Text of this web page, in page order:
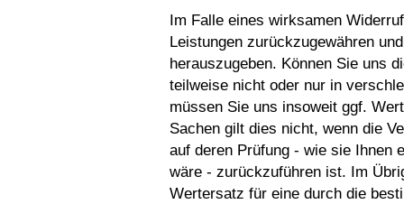
Im Falle eines wirksamen
Leistungen zurückzugewähren
herauszugeben. Können Sie uns
teilweise nicht oder nur in
müssen Sie uns insoweit ggf.
Sachen gilt dies nicht, wenn die
auf deren Prüfung - wie sie Ihnen
wäre - zurückzuführen ist. Im
Wertersatz für eine durch die